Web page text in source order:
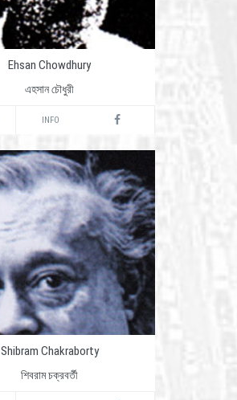
Ehsan Chowdhury
এহসান চৌধুরী
INFO
Shibram Chakraborty
শিবরাম চক্রবর্তী